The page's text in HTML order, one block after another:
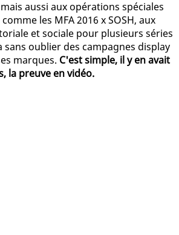
aussi aux opérations spéciales
les MFA 2016 x SOSH, aux
et sociale pour plusieurs séries
sans oublier des campagnes display
marques. C'est simple, il y en avait
la preuve en vidéo.